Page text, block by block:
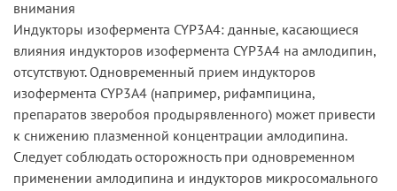
внимания
Индукторы изофермента CYP3A4: данные, касающиеся
влияния индукторов изофермента CYP3A4 на амлодипин,
отсутствуют. Одновременный прием индукторов
изофермента CYP3A4 (например, рифампицина,
препаратов зверобоя продырявленного) может привести
к снижению плазменной концентрации амлодипина.
Следует соблюдать осторожность при одновременном
применении амлодипина и индукторов микросомального